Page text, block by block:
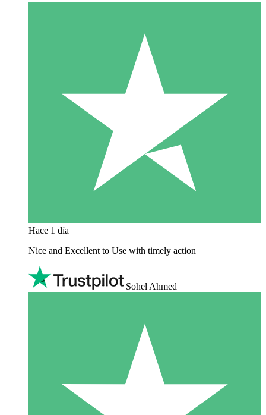
Hace 1 día
Nice and Excellent to Use with timely action
Sohel Ahmed